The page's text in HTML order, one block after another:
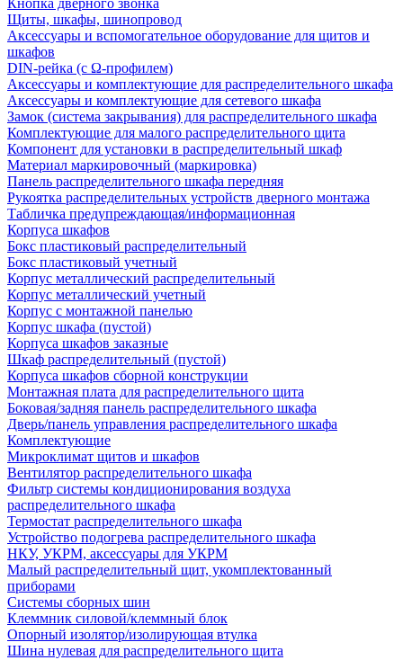
Кнопка дверного звонка
Щиты, шкафы, шинопровод
Аксессуары и вспомогательное оборудование для щитов и
шкафов
DIN-рейка (с Ω-профилем)
Аксессуары и комплектующие для распределительного шкафа
Аксессуары и комплектующие для сетевого шкафа
Замок (система закрывания) для распределительного шкафа
Комплектующие для малого распределительного щита
Компонент для установки в распределительный шкаф
Материал маркировочный (маркировка)
Панель распределительного шкафа передняя
Рукоятка распределительных устройств дверного монтажа
Табличка предупреждающая/информационная
Корпуса шкафов
Бокс пластиковый распределительный
Бокс пластиковый учетный
Корпус металлический распределительный
Корпус металлический учетный
Корпус с монтажной панелью
Корпус шкафа (пустой)
Корпуса шкафов заказные
Шкаф распределительный (пустой)
Корпуса шкафов сборной конструкции
Монтажная плата для распределительного щита
Боковая/задняя панель распределительного шкафа
Дверь/панель управления распределительного шкафа
Комплектующие
Микроклимат щитов и шкафов
Вентилятор распределительного шкафа
Фильтр системы кондиционирования воздуха
распределительного шкафа
Термостат распределительного шкафа
Устройство подогрева распределительного шкафа
НКУ, УКРМ, аксессуары для УКРМ
Малый распределительный щит, укомплектованный
приборами
Системы сборных шин
Клеммник силовой/клеммный блок
Опорный изолятор/изолирующая втулка
Шина нулевая для распределительного щита